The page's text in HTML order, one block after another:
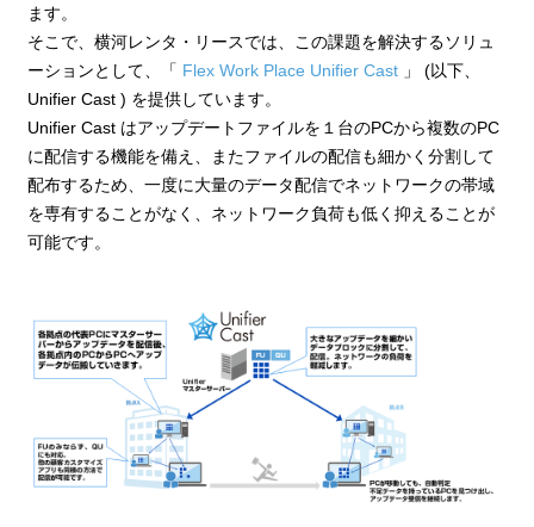
ます。
そこで、横河レンタ・リースでは、この課題を解決するソリュ
ーションとして、「 Flex Work Place Unifier Cast 」 (以下、
Unifier Cast ) を提供しています。
Unifier Cast はアップデートファイルを１台のPCから複数のPC
に配信する機能を備え、またファイルの配信も細かく分割して
配布するため、一度に大量のデータ配信でネットワークの帯域
を専有することがなく、ネットワーク負荷も低く抑えることが
可能です。